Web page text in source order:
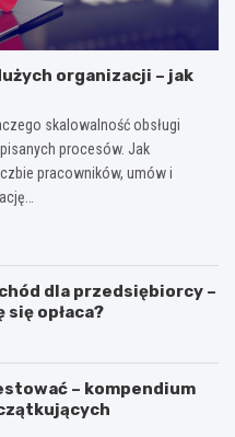
organizacji – jak
skalowalność obsługi
procesów. Jak
pracowników, umów i
dla przedsiębiorcy –
opłaca?
– kompendium